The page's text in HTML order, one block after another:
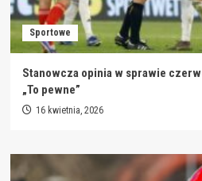
Sportowe
Stanowcza opinia w sprawie
„To pewne”
16 kwietnia, 2026